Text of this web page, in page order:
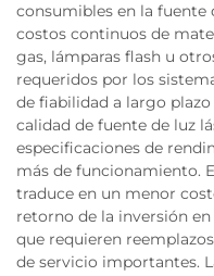
consumibles en la fuente
costos continuos de
gas, lámparas flash u
requeridos por los
de fiabilidad a largo
calidad de fuente de luz
especificaciones de
más de funcionamiento.
traduce en un menor
retorno de la inversión
que requieren
de servicio importantes.